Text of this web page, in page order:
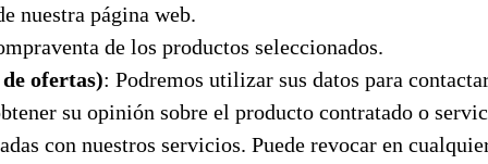
nuestra página web.
de los productos seleccionados.
ofertas): Podremos utilizar sus datos para
su opinión sobre el producto contratado o
con nuestros servicios. Puede revocar en